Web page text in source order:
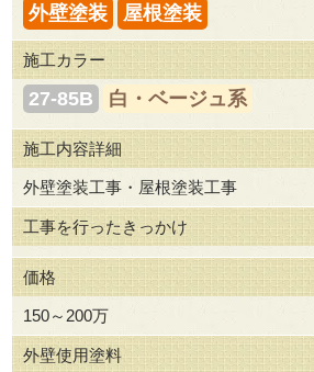
外壁塗装 屋根塗装
施工カラー
27-85B 白・ベージュ系
施工内容詳細
外壁塗装工事・屋根塗装工事
工事を行ったきっかけ
価格
150～200万
外壁使用塗料